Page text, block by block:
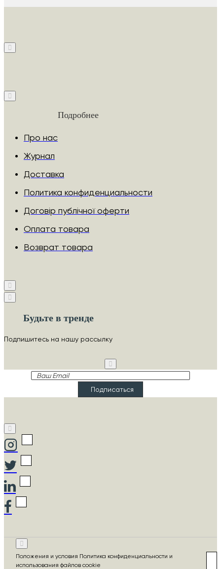
Подробнее
Про нас
Журнал
Доставка
Политика конфиденциальности
Договір публічної оферти
Оплата товара
Возврат товара
Будьте в тренде
Подпишитесь на нашу рассылку
Ваш
Подписаться
Положения и условия Политика конфиденциальности и
использования файлов cookie